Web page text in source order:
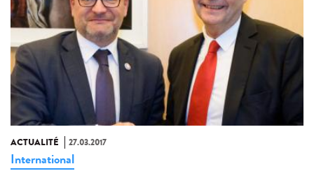
ACTUALITÉ 27.03.2017
International